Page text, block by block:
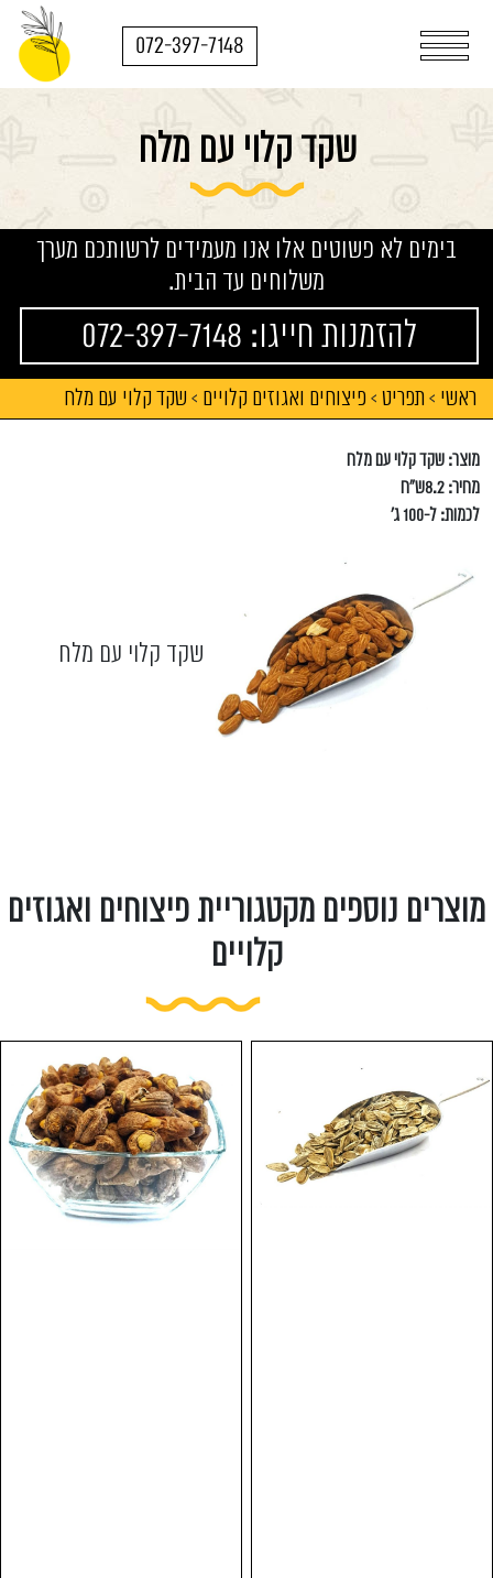
072-397-7148
שקד קלוי עם מלח
בימים לא פשוטים אלו אנו מעמידים לרשותכם מערך
משלוחים עד הבית.
להזמנות חייגו: 072-397-7148
ראשי > תפריט > פיצוחים ואגוזים קלויים > שקד קלוי עם מלח
מוצר: שקד קלוי עם מלח
מחיר: 8.2ש"ח
לכמות: ל-100 ג'
שקד קלוי עם מלח
מוצרים נוספים מקטגוריית פיצוחים ואגוזים
קלויים